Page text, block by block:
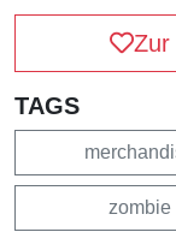
Zur
TAGS
zombie